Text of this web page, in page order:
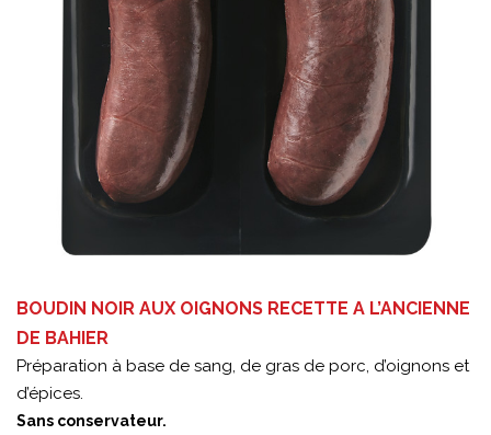
BOUDIN NOIR AUX OIGNONS RECETTE A L’ANCIENNE
DE BAHIER
Préparation à base de sang, de gras de porc, d’oignons et
d’épices.
Sans conservateur.